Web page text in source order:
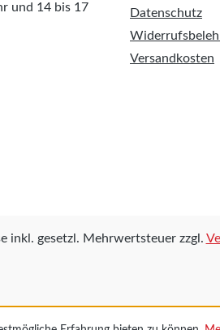
und 14 bis 17
Datenschutz
Versandkosten
inkl. gesetzl. Mehrwertsteuer zzgl.